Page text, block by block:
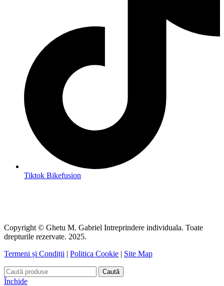
Tiktok Bikefusion
Copyright © Ghetu M. Gabriel Intreprindere individuala. Toate
drepturile rezervate. 2025.
Termeni și Condiții | Politica Cookie | Site Map
Caută
Închide